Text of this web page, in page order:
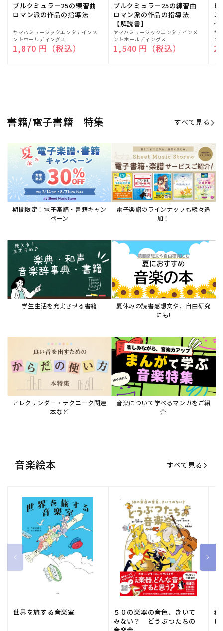
ブルクミュラー25の練習曲
ロマン派の作品の指導法
販
売
元:
ヤマハミュージックエンタテインメ
ントホールディングス
通常価格
1,870 円（税込）
ブルクミュラー25の練習曲
ロマン派の作品の指導法
【解説書】
販
売
元:
ヤマハミュージックエンタテインメ
ントホールディングス
通常価格
1,540 円（税込）
ピ
ス
～
販
売
元:
ヤ
ン
書籍/電子書籍 特集 すべて見る
期間限定！電子楽譜・書籍キャン
ペーン
電子楽譜のラインナップも続々追
加！
学生生活を充実させる書籍
夏休みの読書感想文や、自由研究
にも!
アレクサンダー・テクニーク関連
本など
音楽について学べるマンガをご紹
介
音楽絵本 すべて見る
世界を旅する音楽室
５０の楽器の音色、きいて
みない？ どうぶつたちの
ね